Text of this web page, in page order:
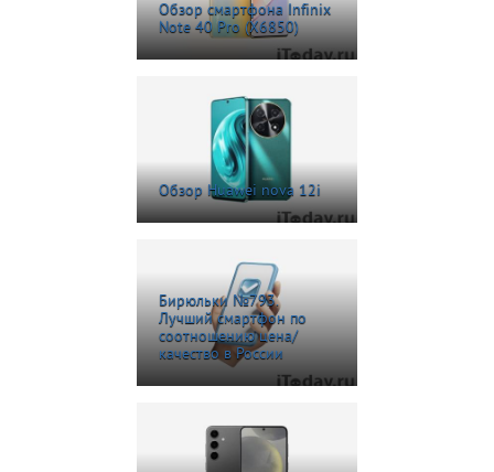
Обзор смартфона Infinix
Note 40 Pro (X6850)
Обзор Huawei nova 12i
Бирюльки №793.
Лучший смартфон по
соотношению цена/
качество в России